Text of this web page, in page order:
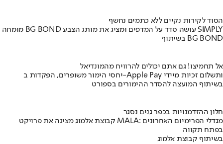
הסוד לקירות נקיים ללא כתמים נחשף
מומחה BG BOND עושה סדר על המדפים ומציג את מותג הצבע SIMPLY
בשיתוף BG BOND
אל תחמיצו! גם אתם יכולים להרוויח מהמונדיאל
יחסי הימור משופרים, הפקדות ב-Apple Pay ותשלום זכיות מיידי
בשיתוף המועצה להסדר ההימורים בספורט
חלון ההזדמנויות בכפר גנים נסגר
קבוצת אלמוג מציגה את פרויקט MALA: מגדלי הפרימיום האחרונים
בפתח תקווה
בשיתוף קבוצת אלמוג